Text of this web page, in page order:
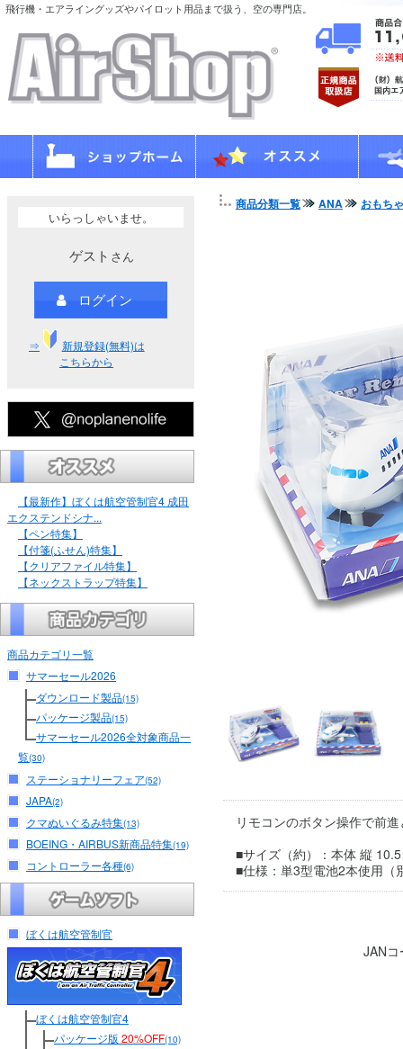
飛行機・エアライングッズやパイロット用品まで扱う、空の専門店。
いらっしゃいませ。
ゲスト さん
ログイン
⇒
新規登録(無料)は
こちらから
【最新作】ぼくは航空管制官4 成田
エクステンドシナ...
【ペン特集】
【付箋(ふせん)特集】
【クリアファイル特集】
【ネックストラップ特集】
商品カテゴリ一覧
サマーセール2026
ダウンロード製品(15)
パッケージ製品(15)
サマーセール2026全対象商品一
覧(30)
ステーショナリーフェア(52)
JAPA(2)
クマぬいぐるみ特集(13)
BOEING・AIRBUS新商品特集(19)
コントローラー各種(6)
ぼくは航空管制官
ぼくは航空管制官4
パッケージ版 20%OFF(10)
商品分類一覧 ANA おもちゃ
リモコンのボタン操作で前
■サイズ（約）：本体 縦
■仕様：単3型電池2本使用（
JAN